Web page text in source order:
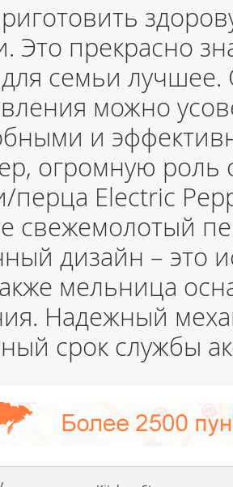
Это прекрасно
для семьи
можно
и
огромную роль
перца Electric
свежемолотый
дизайн – это
мельница
Надежный
срок службы